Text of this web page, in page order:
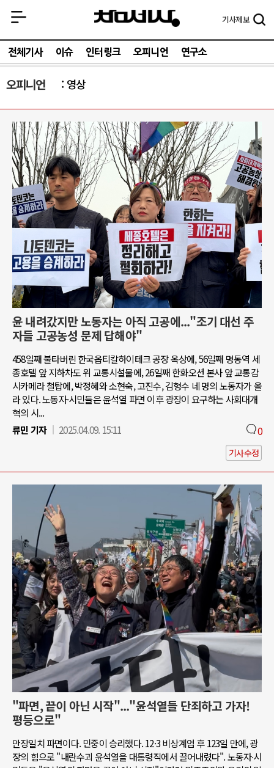
기사제보
전체기사 이슈 인터링크 오피니언 연구소
오피니언 영상
윤 내려갔지만 노동자는 아직 고공에..."조기 대선 주
자들 고공농성 문제 답해야"
458일째 불타버린 한국옵티칼하이테크 공장 옥상에, 56일째 명동역 세
종호텔 앞 지하차도 위 교통시설물에, 26일째 한화오션 본사 앞 교통감
시카메라 철탑에, 박정혜와 소현숙, 고진수, 김형수 네 명의 노동자가 올
라 있다. 노동자·시민들은 윤석열 파면 이후 광장이 요구하는 사회대개
혁의 시...
류민 기자
2025.04.09. 15:11 0
기사수정
"파면, 끝이 아닌 시작"..."윤석열들 단죄하고 가자!
평등으로"
만장일치 파면이다. 민중이 승리했다. 12·3 비상계엄 후 123일 만에, 광
장의 힘으로 "내란수괴 윤석열을 대통령직에서 끌어내렸다". 노동자∙시